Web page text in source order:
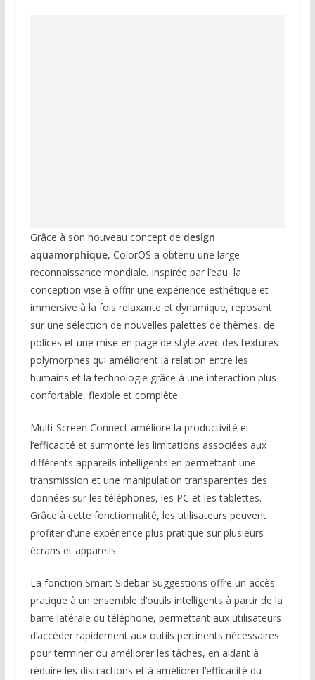
Grâce à son nouveau concept de design
aquamorphique, ColorOS a obtenu une large
reconnaissance mondiale. Inspirée par l’eau, la
conception vise à offrir une expérience esthétique et
immersive à la fois relaxante et dynamique, reposant
sur une sélection de nouvelles palettes de thèmes, de
polices et une mise en page de style avec des textures
polymorphes qui améliorent la relation entre les
humains et la technologie grâce à une interaction plus
confortable, flexible et complète.
Multi-Screen Connect améliore la productivité et
l’efficacité et surmonte les limitations associées aux
différents appareils intelligents en permettant une
transmission et une manipulation transparentes des
données sur les téléphones, les PC et les tablettes.
Grâce à cette fonctionnalité, les utilisateurs peuvent
profiter d’une expérience plus pratique sur plusieurs
écrans et appareils.
La fonction Smart Sidebar Suggestions offre un accès
pratique à un ensemble d’outils intelligents à partir de la
barre latérale du téléphone, permettant aux utilisateurs
d’accéder rapidement aux outils pertinents nécessaires
pour terminer ou améliorer les tâches, en aidant à
réduire les distractions et à améliorer l’efficacité du